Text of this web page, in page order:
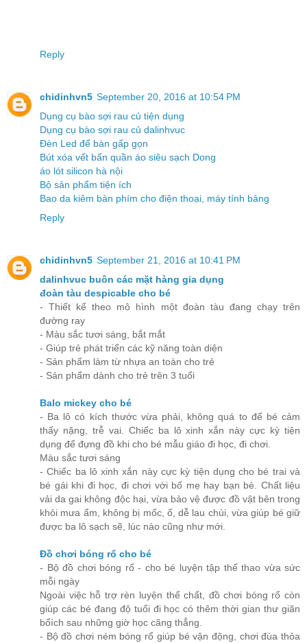
Reply
chidinhvn5 September 20, 2016 at 10:54 PM
Dụng cụ bào sợi rau củ tiện dụng
Dụng cụ bào sợi rau củ dalinhvuc
Đèn Led để bàn gấp gọn
Bút xóa vết bẩn quần áo siêu sạch Dong
áo lót silicon hà nội
Bộ sản phẩm tiện ích
Bao da kiêm bàn phím cho điện thoại, máy tính bảng
Reply
chidinhvn5 September 21, 2016 at 10:41 PM
dalinhvuc buôn các mặt hàng gia dụng
đoàn tàu despicable cho bé
- Thiết kế theo mô hình một đoàn tàu đang chạy trên
đường ray
- Màu sắc tươi sáng, bắt mắt
- Giúp trẻ phát triển các kỹ năng toàn diện
- Sản phẩm làm từ nhựa an toàn cho trẻ
- Sản phẩm dành cho trẻ trên 3 tuổi
Balo mickey cho bé
- Ba lô có kích thước vừa phải, không quá to để bé cảm
thấy nặng, trễ vai. Chiếc ba lô xinh xắn này cực kỳ tiện
dụng để đựng đồ khi cho bé mẫu giáo đi học, đi chơi.
Màu sắc tươi sáng
- Chiếc ba lô xinh xắn này cực kỳ tiện dụng cho bé trai và
bé gái khi đi học, đi chơi với bố mẹ hay bạn bè. Chất liệu
vải da gai không độc hại, vừa bảo vệ được đồ vật bên trong
khỏi mưa ẩm, không bị mốc, ố, dễ lau chùi, vừa giúp bé giữ
được ba lô sạch sẽ, lúc nào cũng như mới.
Đồ chơi bóng rổ cho bé
- Bộ đồ chơi bóng rổ - cho bé luyện tập thể thao vừa sức
mỗi ngày
Ngoài việc hỗ trợ rèn luyện thể chất, đồ chơi bóng rổ còn
giúp các bé đang độ tuổi đi học có thêm thời gian thư giãn
bổích sau những giờ học căng thẳng.
- Bộ đồ chơi ném bóng rổ giúp bé vận động, chơi đùa thỏa